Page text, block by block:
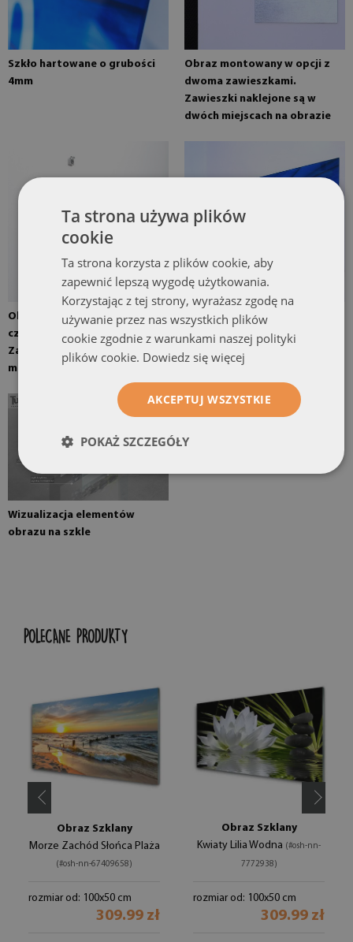
Szkło hartowane o grubości
4mm
Obraz montowany w opcji z
dwoma zawieszkami.
Zawieszki naklejone są w
dwóch miejscach na obrazie
Obraz montowany w opcji z
czterema zawieszkami.
Zawieszki lustrzane
montowane na ścianie
Obraz gotowy do montażu
Wizualizacja elementów
obrazu na szkle
POLECANE PRODUKTY
Obraz Szklany
Morze Zachód Słońca Plaża
(#osh-nn-67409658)
rozmiar od: 100x50 cm
309.99 zł
Obraz Szklany
Kwiaty Lilia Wodna (#osh-nn-
7772938)
rozmiar od: 100x50 cm
309.99 zł
Ta strona używa plików
cookie
Ta strona korzysta z plików cookie, aby
zapewnić lepszą wygodę użytkowania.
Korzystając z tej strony, wyrażasz zgodę na
używanie przez nas wszystkich plików
cookie zgodnie z warunkami naszej polityki
plików cookie. Dowiedz się więcej
AKCEPTUJ WSZYSTKIE
POKAŻ SZCZEGÓŁY